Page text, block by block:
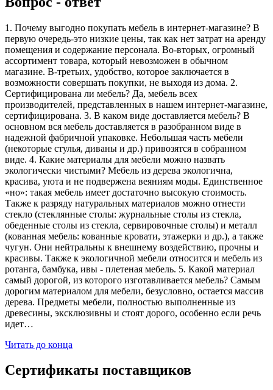
1. Почему выгодно покупать мебель в интернет-магазине? В
первую очередь-это низкие цены, так как нет затрат на аренду
помещения и содержание персонала. Во-вторых, огромный
ассортимент товара, который невозможен в обычном
магазине. В-третьих, удобство, которое заключается в
возможности совершать покупки, не выходя из дома. 2.
Сертифицирована ли мебель? Да, мебель всех
производителей, представленных в нашем интернет-магазине,
сертифицирована. 3. В каком виде доставляется мебель? В
основном вся мебель доставляется в разобранном виде в
надежной фабричной упаковке. Небольшая часть мебели
(некоторые стулья, диваны и др.) привозятся в собранном
виде. 4. Какие материалы для мебели можно назвать
экологически чистыми? Мебель из дерева экологична,
красива, уюта и не подвержена веяниям моды. Единственное
«но»: такая мебель имеет достаточно высокую стоимость.
Также к разряду натуральных материалов можно отнести
стекло (стеклянные столы: журнальные столы из стекла,
обеденные столы из стекла, сервировочные столы) и металл
(кованная мебель: кованные кровати, этажерки и др.), а также
чугун. Они нейтральны к внешнему воздействию, прочны и
красивы. Также к экологичной мебели относится и мебель из
ротанга, бамбука, ивы - плетеная мебель. 5. Какой материал
самый дорогой, из которого изготавливается мебель? Самым
дорогим материалом для мебели, безусловно, остается массив
дерева. Предметы мебели, полностью выполненные из
древесины, эксклюзивны и стоят дорого, особенно если речь
идет…
Читать до конца
Сертификаты поставщиков